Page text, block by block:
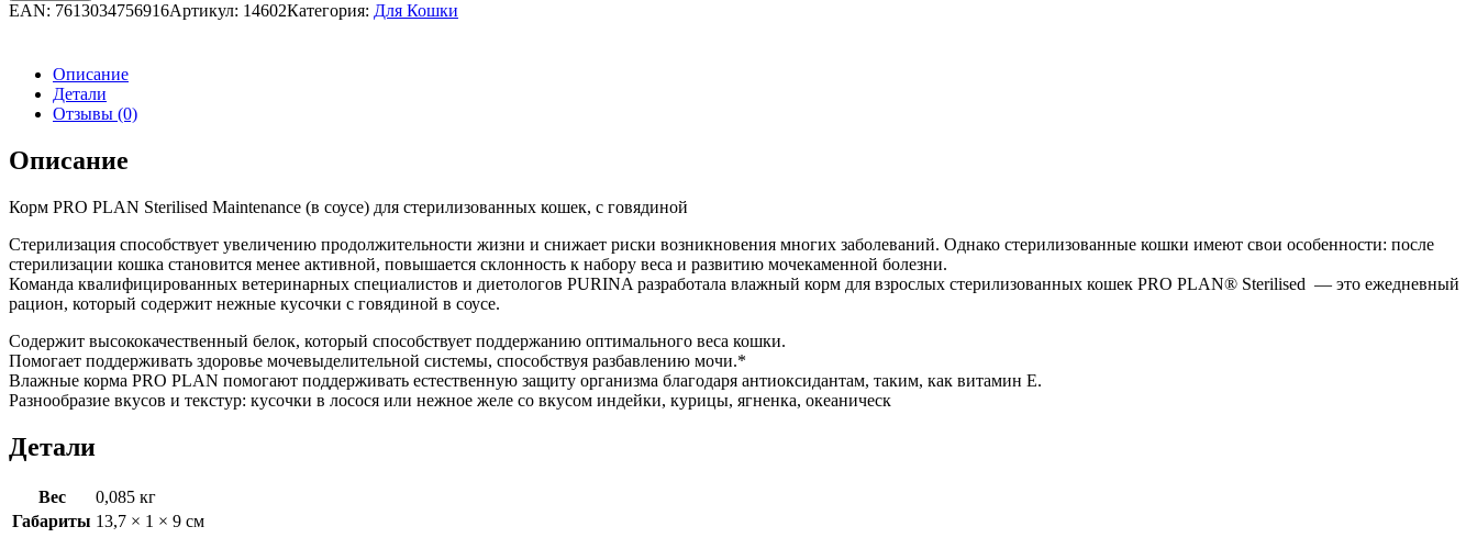
EAN: 7613034756916Артикул: 14602Категория: Для Кошки
Описание
Детали
Отзывы (0)
Описание
Корм PRO PLAN Sterilised Maintenance (в соусе) для стерилизованных кошек, с говядиной
Стерилизация способствует увеличению продолжительности жизни и снижает риски возникновения многих заболеваний. Однако стерилизованные кошки имеют свои особенности: после
стерилизации кошка становится менее активной, повышается склонность к набору веса и развитию мочекаменной болезни.
Команда квалифицированных ветеринарных специалистов и диетологов PURINA разработала влажный корм для взрослых стерилизованных кошек PRO PLAN® Sterilised — это ежедневный
рацион, который содержит нежные кусочки с говядиной в соусе.
Содержит высококачественный белок, который способствует поддержанию оптимального веса кошки.
Помогает поддерживать здоровье мочевыделительной системы, способствуя разбавлению мочи.*
Влажные корма PRO PLAN помогают поддерживать естественную защиту организма благодаря антиоксидантам, таким, как витамин Е.
Разнообразие вкусов и текстур: кусочки в лосося или нежное желе со вкусом индейки, курицы, ягненка, океаническ
Детали
Вес
0,085 кг
Габариты 13,7 × 1 × 9 см